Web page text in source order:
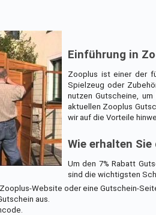
Einführung in
Zooplus ist einer der
Spielzeug oder
nutzen Gutscheine,
aktuellen Zooplus
wir auf die Vorteile
Wie erhalten
Um den 7% Rabatt
sind die wichtigsten
Website oder eine Gutschein-
aus.